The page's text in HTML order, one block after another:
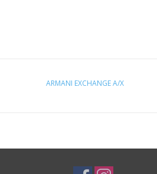
ARMANI EXCHANGE A/X